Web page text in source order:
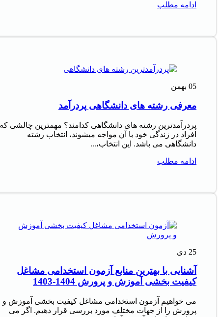
ادامه مطلب
05 بهمن
معرفی رشته های دانشگاهی پردرآمد
پردرآمدترین رشته های دانشگاهی کدامند؟ مهمترین چالشی که
افراد در زندگی خود با آن مواجه میشوند، انتخاب رشته
دانشگاهی می باشد. این انتخاب،...
ادامه مطلب
25 دی
آشنایی با بهترین منابع آزمون استخدامی مشاغل
کیفیت بخشی آموزش و پرورش 1404-1403
می خواهیم آزمون استخدامی مشاغل کیفیت بخشی آموزش و
پرورش را از جهات مختلف مورد بررسی قرار دهیم. اگر می